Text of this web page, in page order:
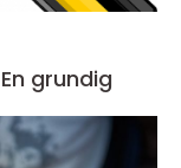
grundig